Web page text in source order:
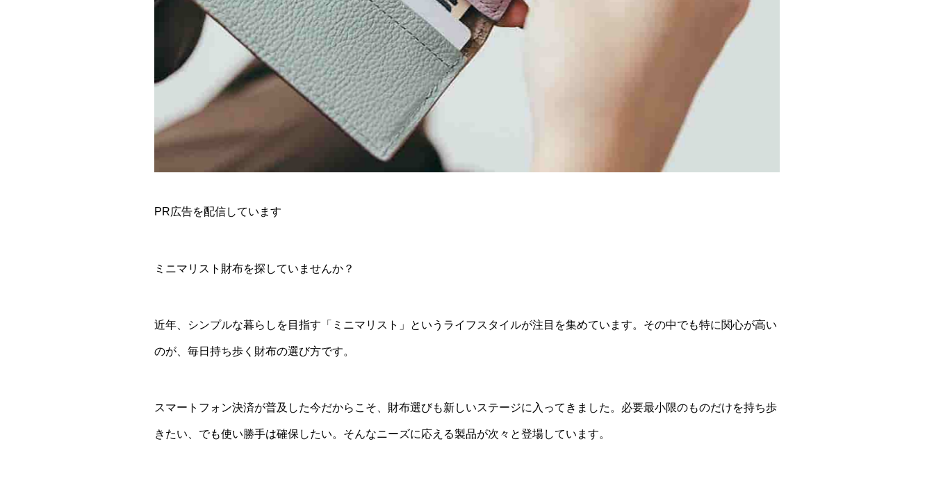
PR広告を配信しています
ミニマリスト財布を探していませんか？
近年、シンプルな暮らしを目指す「ミニマリスト」というライフスタイルが注目を集めています。その中でも特に関心が高い
のが、毎日持ち歩く財布の選び方です。
スマートフォン決済が普及した今だからこそ、財布選びも新しいステージに入ってきました。必要最小限のものだけを持ち歩
きたい、でも使い勝手は確保したい。そんなニーズに応える製品が次々と登場しています。